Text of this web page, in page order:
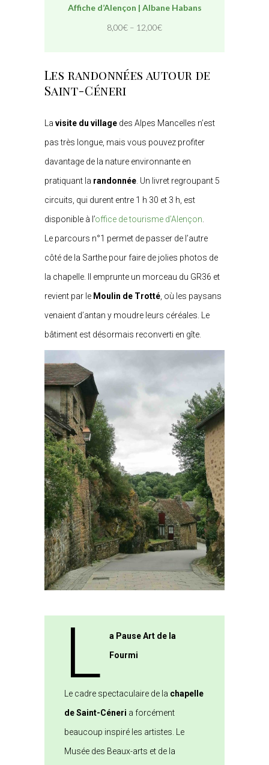
Affiche d’Alençon | Albane Habans
8,00€ – 12,00€
Les randonnées autour de
Saint-Céneri
La visite du village des Alpes Mancelles n’est
pas très longue, mais vous pouvez profiter
davantage de la nature environnante en
pratiquant la randonnée. Un livret regroupant 5
circuits, qui durent entre 1 h 30 et 3 h, est
disponible à l’office de tourisme d’Alençon.
Le parcours n°1 permet de passer de l’autre
côté de la Sarthe pour faire de jolies photos de
la chapelle. Il emprunte un morceau du GR36 et
revient par le Moulin de Trotté, où les paysans
venaient d’antan y moudre leurs céréales. Le
bâtiment est désormais reconverti en gîte.
L
a Pause Art de la
Fourmi
Le cadre spectaculaire de la chapelle
de Saint-Céneri a forcément
beaucoup inspiré les artistes. Le
Musée des Beaux-arts et de la